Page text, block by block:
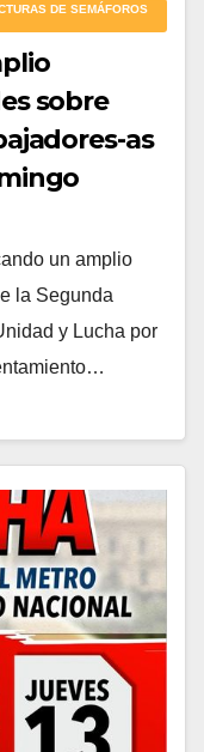
DE SEMÁFOROS
sobre
as
un amplio
la Segunda
y Lucha por